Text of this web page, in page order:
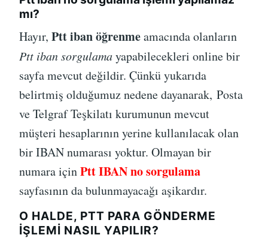
mı?
Hayır, Ptt iban öğrenmeamacında olanların
Ptt iban sorgulamayapabilecekleri online bir
sayfa mevcut değildir. Çünkü yukarıda
belirtmiş olduğumuz nedene dayanarak, Posta
ve Telgraf Teşkilatı kurumunun mevcut
müşteri hesaplarının yerine kullanılacak olan
bir IBAN numarası yoktur. Olmayan bir
numara içinPtt IBAN no sorgulama
sayfasının da bulunmayacağı aşikardır.
O HALDE, PTT PARA GÖNDERME
IŞLEMI NASIL YAPILIR?